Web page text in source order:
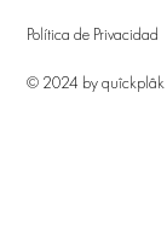
Política de Privacidad
© 2024 by quîckplâk